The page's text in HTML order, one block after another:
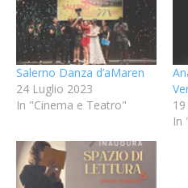
Salerno Danza d’aMaren
24 Luglio 2023
In "Cinema e Teatro"
In